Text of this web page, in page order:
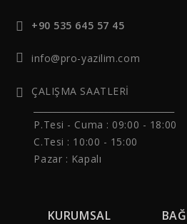
+90 535 645 57 45
info@pro-yazilim.com
ÇALIŞMA SAATLERİ
P.Tesi - Cuma : 09:00 - 18:00
C.Tesi : 10:00 - 15:00
Pazar : Kapalı
KURUMSAL